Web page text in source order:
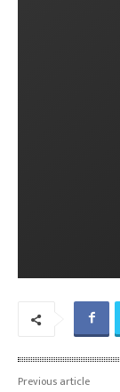
Previous article